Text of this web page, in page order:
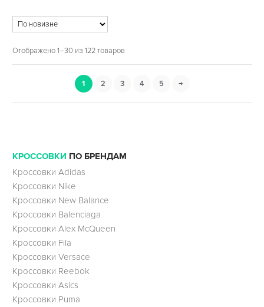
Отображено 1–30 из 122 товаров
1 2 3 4 5 →
КРОССОВКИ ПО БРЕНДАМ
Кроссовки Adidas
Кроссовки Nike
Кроссовки New Balance
Кроссовки Balenciaga
Кроссовки Alex McQueen
Кроссовки Fila
Кроссовки Versace
Кроссовки Reebok
Кроссовки Asics
Кроссовки Puma